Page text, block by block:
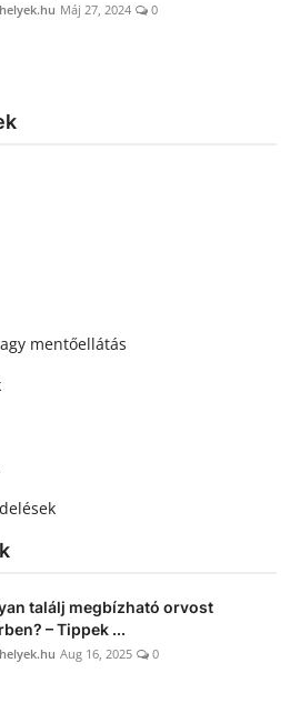
Máj 27, 2024 0
mentőellátás
találj megbízható orvost
– Tippek ...
Aug 16, 2025 0